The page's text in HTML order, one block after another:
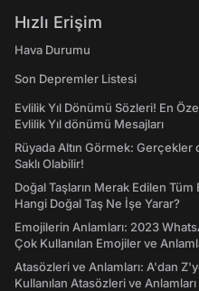
Hızlı Erişim
Hava Durumu
Son Depremler Listesi
Evlilik Yıl Dönümü Sözleri! En
Evlilik Yıl dönümü Mesajları
Rüyada Altın Görmek: Gerçekler
Saklı Olabilir!
Doğal Taşların Merak Edilen
Hangi Doğal Taş Ne İşe Yarar?
Emojilerin Anlamları: 2023
Çok Kullanılan Emojiler ve
Atasözleri ve Anlamları: A'dan
Kullanılan Atasözleri ve Anlamları